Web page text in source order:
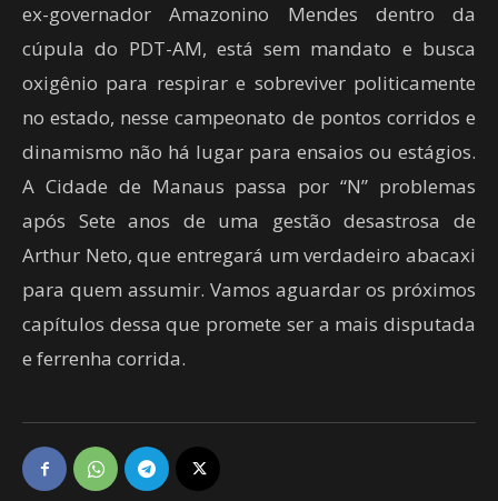
ex-governador Amazonino Mendes dentro da
cúpula do PDT-AM, está sem mandato e busca
oxigênio para respirar e sobreviver politicamente
no estado, nesse campeonato de pontos corridos e
dinamismo não há lugar para ensaios ou estágios.
A Cidade de Manaus passa por “N” problemas
após Sete anos de uma gestão desastrosa de
Arthur Neto, que entregará um verdadeiro abacaxi
para quem assumir. Vamos aguardar os próximos
capítulos dessa que promete ser a mais disputada
e ferrenha corrida.